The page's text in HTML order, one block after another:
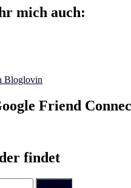
mich auch:
Bloglovin
Friend
findet